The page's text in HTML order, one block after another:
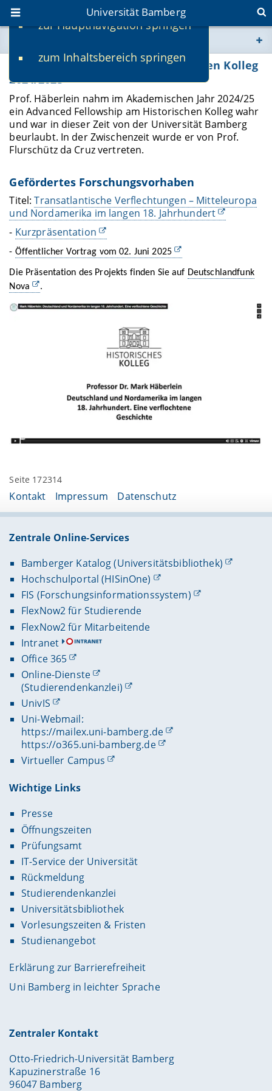
zur Hauptnavigation springen
zum Inhaltsbereich springen
Universität Bamberg
www.uni-bamberg.de
univis.uni-bamberg.de
fis.uni-bamberg.de
Advanced Fellowship am Historischen Kolleg
2024/2025
Prof. Häberlein nahm im Akademischen Jahr 2024/25
ein Advanced Fellowship am Historischen Kolleg wahr
und war in dieser Zeit von der Universität Bamberg
beurlaubt. In der Zwischenzeit wurde er von Prof.
Flurschütz da Cruz vertreten.
Gefördertes Forschungsvorhaben
Titel:Transatlantische Verflechtungen – Mitteleuropa
und Nordamerika im langen 18. Jahrhundert
- Kurzpräsentation
- Öffentlicher Vortrag vom 02. Juni 2025
Die Präsentation des Projekts finden Sie auf Deutschlandfunk
Nova
.
Seite 172314
Kontakt Impressum Datenschutz
Zentrale Online-Services
Bamberger Katalog (Universitätsbibliothek)
Hochschulportal (HISinOne)
FIS (Forschungsinformationssystem)
FlexNow2 für Studierende
FlexNow2 für Mitarbeitende
Intranet
Office 365
Online-Dienste
(Studierendenkanzlei)
UnivIS
Uni-Webmail:
https://mailex.uni-bamberg.de
https://o365.uni-bamberg.de
Virtueller Campus
Wichtige Links
Presse
Öffnungszeiten
Prüfungsamt
IT-Service der Universität
Rückmeldung
Studierendenkanzlei
Universitätsbibliothek
Vorlesungszeiten & Fristen
Studienangebot
Erklärung zur Barrierefreiheit
Uni Bamberg in leichter Sprache
Zentraler Kontakt
Otto-Friedrich-Universität Bamberg
Kapuzinerstraße 16
96047 Bamberg